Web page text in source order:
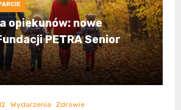
opiekunów: nowe
PETRA Senior
Wydarzenia Zdrowie